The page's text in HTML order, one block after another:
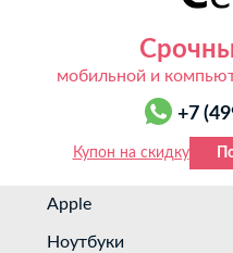
мобильной и
+7
Купон на скидку
Apple
Ноутбуки